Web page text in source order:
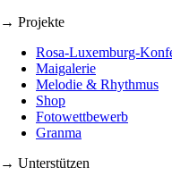
→ Projekte
Rosa-Luxemburg-
Maigalerie
Melodie & Rhythmus
Shop
Fotowettbewerb
Granma
→ Unterstützen